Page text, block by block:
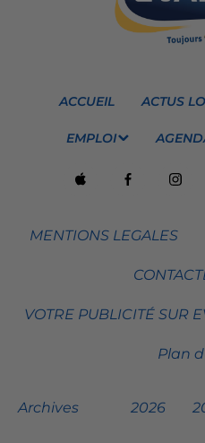
ACCUEIL ACTUS
EMPLOI
MENTIONS LEGALES
VOTRE PUBLICITÉ SUR
Plan
Archives 2026